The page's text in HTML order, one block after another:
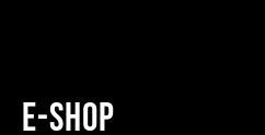
E-shop